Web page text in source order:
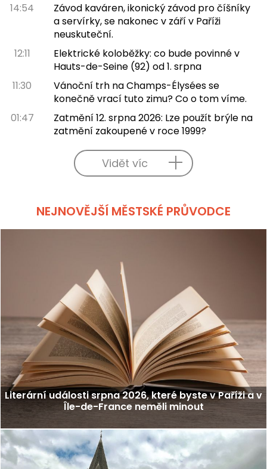
14:54
Závod kaváren, ikonický závod pro číšníky
a servírky, se nakonec v září v Paříži
neuskuteční.
12:11
Elektrické koloběžky: co bude povinné v
Hauts-de-Seine (92) od 1. srpna
11:30
Vánoční trh na Champs-Élysées se
konečně vrací tuto zimu? Co o tom víme.
01:47
Zatmění 12. srpna 2026: Lze použít brýle na
zatmění zakoupené v roce 1999?
Vidět víc
NEJNOVĚJŠÍ MĚSTSKÉ PRŮVODCE
Literární události srpna 2026, které byste v Paříži a v
Île-de-France neměli minout